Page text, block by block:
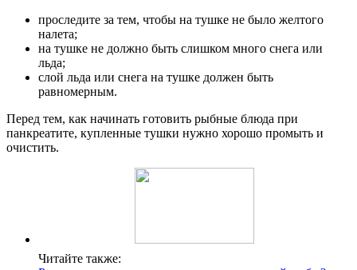
проследите за тем, чтобы на тушке не было желтого
налета;
на тушке не должно быть слишком много снега или
льда;
слой льда или снега на тушке должен быть
равномерным.
Перед тем, как начинать готовить рыбные блюда при
панкреатите, купленные тушки нужно хорошо промыть и
очистить.
Читайте также: